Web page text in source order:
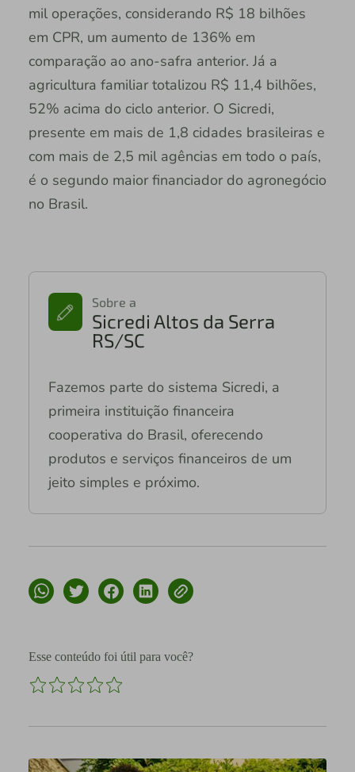
mil operações, considerando R$ 18 bilhões
em CPR, um aumento de 136% em
comparação ao ano-safra anterior. Já a
agricultura familiar totalizou R$ 11,4 bilhões,
52% acima do ciclo anterior. O Sicredi,
presente em mais de 1,8 cidades brasileiras e
com mais de 2,5 mil agências em todo o país,
é o segundo maior financiador do agronegócio
no Brasil.
Sobre a
Sicredi Altos da Serra
RS/SC
Fazemos parte do sistema Sicredi, a
primeira instituição financeira
cooperativa do Brasil, oferecendo
produtos e serviços financeiros de um
jeito simples e próximo.
Esse conteúdo foi útil para você?